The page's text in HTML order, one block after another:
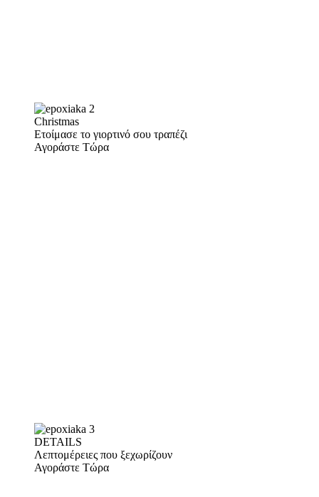
Christmas
Ετοίμασε το γιορτινό σου τραπέζι
Αγοράστε Τώρα
DETAILS
Λεπτομέρειες που ξεχωρίζουν
Αγοράστε Τώρα